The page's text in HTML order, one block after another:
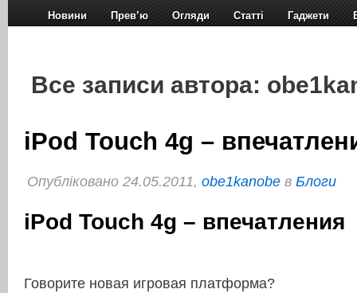
Новини Прев’ю Огляди Статті Гаджети
Все записи автора:
iPod Touch 4g –
Опубліковано 24.05.2011, obe1kanobe в Блоги
iPod Touch 4g – впечатления
Говорите новая игровая платформа?